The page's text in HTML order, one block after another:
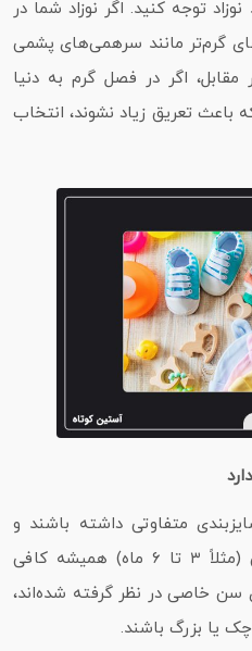
توجه کنید. اگر نوزاد شما در
گرم‌تر مانند سرهمی‌های پشمی
مقابل، اگر در فصل گرم به دنیا
تعریق زیاد نشوند، انتخاب
متفاوتی داشته باشند و
تنها نگاه کردن به برچسب سن (مثلاً ۳ تا ۶ ماه) همیشه کافی
خاصی در نظر گرفته شده‌اند،
یا بزرگ باشند.